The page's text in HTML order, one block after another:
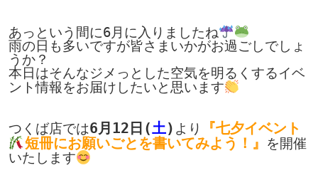
あっという間に6月に入りましたね
雨の日も多いですが皆さまいかがお過ごしでしょ
うか？
本日はそんなジメっとした空気を明るくするイベ
ント情報をお届けしたいと思います
つくば店では6月12日(土) より
『七夕イベント
短冊にお願いごとを書いてみよう！』 を開催
いたします